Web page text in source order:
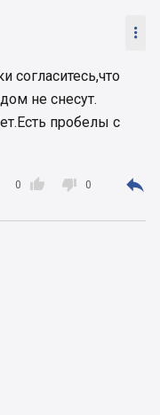

согласитесь,что
не снесут.
пробелы с

0  0 